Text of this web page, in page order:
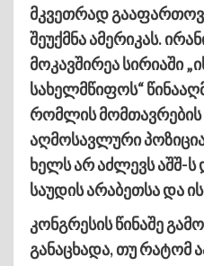
მკვეთრად
შეუქმნა ამერიკას.
მოკავშირეა სირიაში
სახელმწიფოს“
რომლის
აღმოსავლური
ხელს არ აძლევს აშშ-ს
საუდის არაბეთსა და
კონგრესის წინაშე
განაცხადა, თუ რატომ